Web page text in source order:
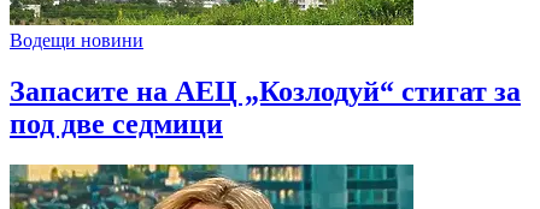
Водещи новини
Запасите на АЕЦ „Козлодуй“ стигат за
под две седмици